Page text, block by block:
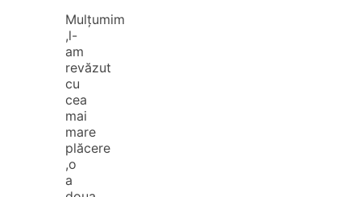
Mulțumim
,l-
am
revăzut
cu
cea
mai
mare
plăcere
,o
a